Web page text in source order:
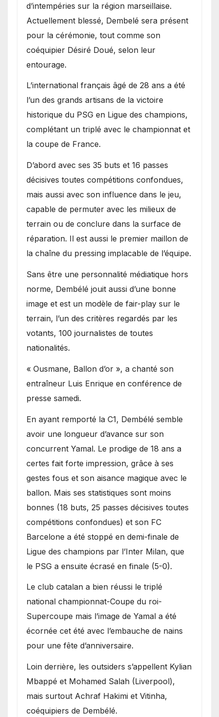
d’intempéries sur la région marseillaise.
Actuellement blessé, Dembelé sera présent
pour la cérémonie, tout comme son
coéquipier Désiré Doué, selon leur
entourage.
L’international français âgé de 28 ans a été
l’un des grands artisans de la victoire
historique du PSG en Ligue des champions,
complétant un triplé avec le championnat et
la coupe de France.
D’abord avec ses 35 buts et 16 passes
décisives toutes compétitions confondues,
mais aussi avec son influence dans le jeu,
capable de permuter avec les milieux de
terrain ou de conclure dans la surface de
réparation. Il est aussi le premier maillon de
la chaîne du pressing implacable de l’équipe.
Sans être une personnalité médiatique hors
norme, Dembélé jouit aussi d’une bonne
image et est un modèle de fair-play sur le
terrain, l’un des critères regardés par les
votants, 100 journalistes de toutes
nationalités.
« Ousmane, Ballon d’or », a chanté son
entraîneur Luis Enrique en conférence de
presse samedi.
En ayant remporté la C1, Dembélé semble
avoir une longueur d’avance sur son
concurrent Yamal. Le prodige de 18 ans a
certes fait forte impression, grâce à ses
gestes fous et son aisance magique avec le
ballon. Mais ses statistiques sont moins
bonnes (18 buts, 25 passes décisives toutes
compétitions confondues) et son FC
Barcelone a été stoppé en demi-finale de
Ligue des champions par l’Inter Milan, que
le PSG a ensuite écrasé en finale (5-0).
Le club catalan a bien réussi le triplé
national championnat-Coupe du roi-
Supercoupe mais l’image de Yamal a été
écornée cet été avec l’embauche de nains
pour une fête d’anniversaire.
Loin derrière, les outsiders s’appellent Kylian
Mbappé et Mohamed Salah (Liverpool),
mais surtout Achraf Hakimi et Vitinha,
coéquipiers de Dembélé.